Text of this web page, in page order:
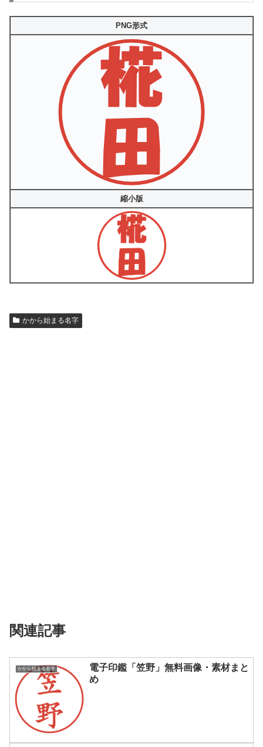
PNG形式
縮小版
かから始まる名字
関連記事
かから始まる名字
電子印鑑「笠野」無料画像・素材まと
め